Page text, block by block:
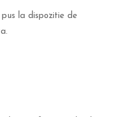
la dispozitie de